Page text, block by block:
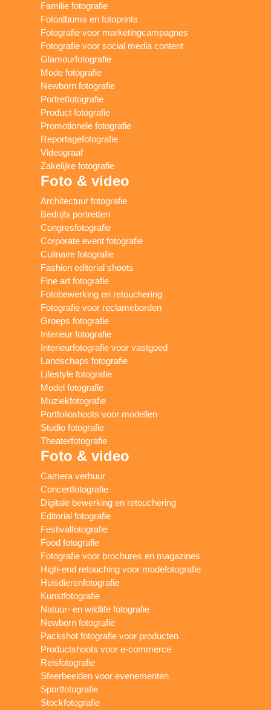
Familie fotografie
Fotoalbums en fotoprints
Fotografie voor marketingcampagnes
Fotografie voor social media content
Glamourfotografie
Mode fotografie
Newborn fotografie
Portretfotografie
Product fotografie
Promotionele fotografie
Reportagefotografie
Videograaf
Zakelijke fotografie
Foto & video
Architectuur fotografie
Bedrijfs portretten
Congresfotografie
Corporate event fotografie
Culinaire fotografie
Fashion editorial shoots
Fine art fotografie
Fotobewerking en retouchering
Fotografie voor reclameborden
Groeps fotografie
Interieur fotografie
Interieurfotografie voor vastgoed
Landschaps fotografie
Lifestyle fotografie
Model fotografie
Muziekfotografie
Portfolioshoots voor modellen
Studio fotografie
Theaterfotografie
Foto & video
Camera verhuur
Concertfotografie
Digitale bewerking en retouchering
Editorial fotografie
Festivalfotografie
Food fotografie
Fotografie voor brochures en magazines
High-end retouching voor modefotografie
Huisdierenfotografie
Kunstfotografie
Natuur- en wildlife fotografie
Newborn fotografie
Packshot fotografie voor producten
Productshoots voor e-commerce
Reisfotografie
Sfeerbeelden voor evenementen
Sportfotografie
Stockfotografie